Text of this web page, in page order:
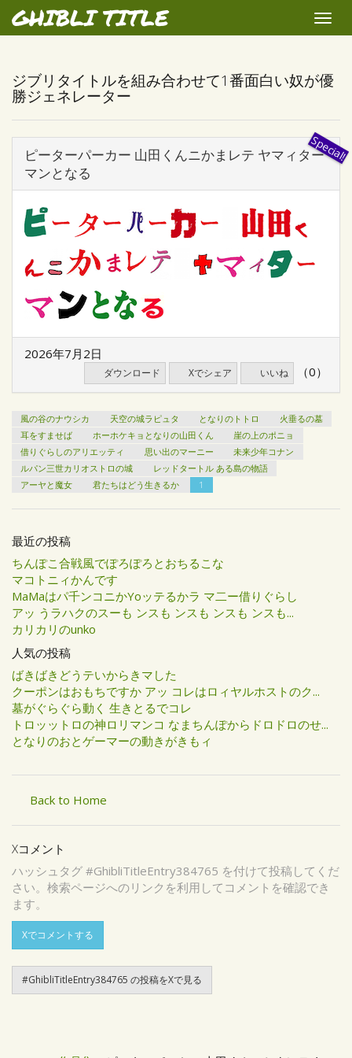
GHIBLI TITLE
Toggle
ジブリタイトルを組み合わせて1番面白い奴が優
勝ジェネレーター
ピーターパーカー 山田くんニかまレテ ヤマィター
マンとなる
2026年7月2日
ダウンロード Xでシェア いいね （0）
風の谷のナウシカ 天空の城ラピュタ となりのトトロ
火垂るの墓
耳をすませば
ホーホケキョとなりの山田くん
崖の上のポニョ
借りぐらしのアリエッティ
思い出のマーニー
未来少年コナン
ルパン三世カリオストロの城
レッドタートル ある島の物語
アーヤと魔女
君たちはどう生きるか 1
最近の投稿
ちんぽこ合戦風でぽろぽろとおちるこな
マコトニィかんです
MaMaはパ千ンコニかYoッテるかラ マ二ー借りぐらし
アッ うラハクのスーも ンスも ンスも ンスも ンスも...
カリカリのunko
人気の投稿
ばきばきどうテいからきマした
クーポンはおもちですか アッ コレはロィヤルホストのク...
墓がぐらぐら動く 生きとるでコレ
トロッットロの神ロリマンコ なまちんぽからドロドロのせ...
となりのおとゲーマーの動きがきもィ
Back to Home
Xコメント
ハッシュタグ #GhibliTitleEntry384765 を付けて投稿してくだ
さい。検索ページへのリンクを利用してコメントを確認でき
ます。
Xでコメントする
#GhibliTitleEntry384765 の投稿をXで見る